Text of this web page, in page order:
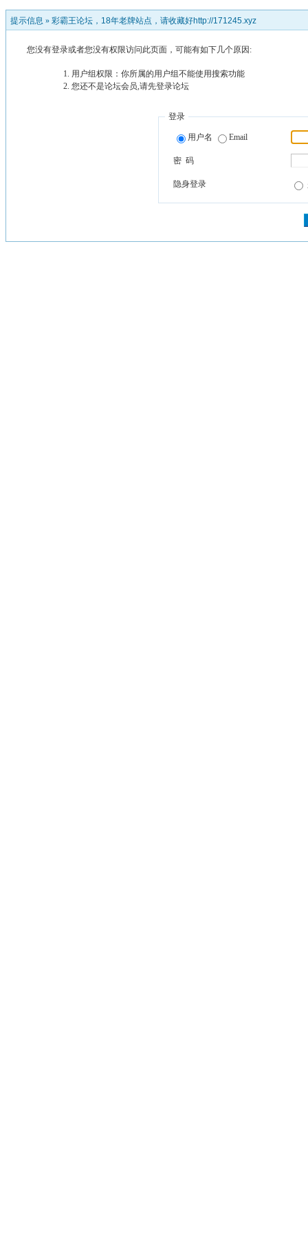
提示信息 » 彩霸王论坛，18年老牌站点，请收藏好http://171245.xyz
您没有登录或者您没有权限访问此页面，可能有如下几个原因:
用户组权限：你所属的用户组不能使用搜索功能
您还不是论坛会员,请先登录论坛
登录
用户名 Email
密 码
隐身登录